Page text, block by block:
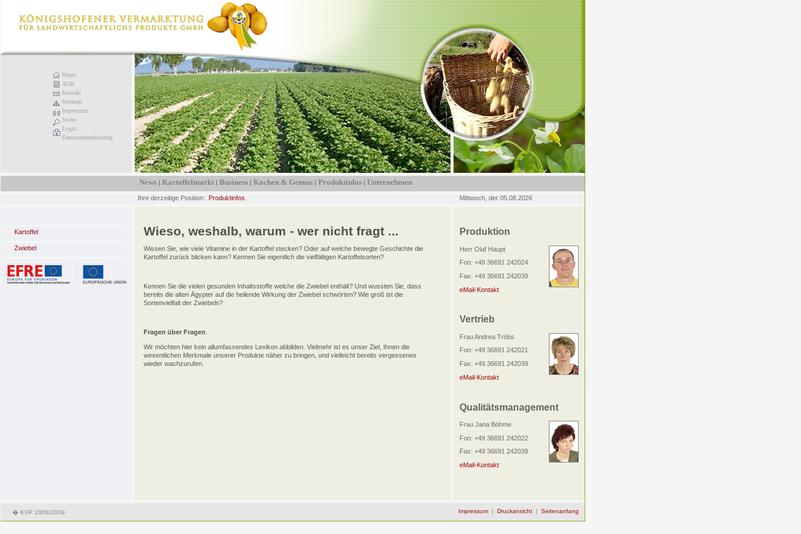
Home
AGB
Kontakt
Sitemap
Impressum
Suche
Login
Datenschutzerklärung
News | Kartoffelmarkt | Business | Kochen & Genuss | Produktinfos | Unternehmen
Ihre derzeitige Position: Produktinfos Mittwoch, der 05.08.2026
Kartoffel
Zwiebel
Wieso, weshalb, warum - wer nicht fragt ...
Wissen Sie, wie viele Vitamine in der Kartoffel stecken? Oder auf welche bewegte Geschichte die
Kartoffel zurück blicken kann? Kennen Sie eigentlich die vielfältigen Kartoffelsorten?
Kennen Sie die vielen gesunden Inhaltsstoffe welche die Zwiebel enthält? Und wussten Sie, dass
bereits die alten Ägypter auf die heilende Wirkung der Zwiebel schwörten? Wie groß ist die
Sortenvielfalt der Zwiebeln?
Fragen über Fragen
Wir möchten hier kein allumfassendes Lexikon abbilden. Vielmehr ist es unser Ziel, Ihnen die
wesentlichen Merkmale unserer Produkte näher zu bringen, und vielleicht bereits vergessenes
wieder wachzurufen.
Produktion
Herr Olaf Haupt
Fon: +49 36691 242024
Fax: +49 36691 242039
eMail-Kontakt
Vertrieb
Frau Andrea Tröbs
Fon: +49 36691 242021
Fax: +49 36691 242039
eMail-Kontakt
Qualitätsmanagement
Frau Jana Böhme
Fon: +49 36691 242022
Fax: +49 36691 242039
eMail-Kontakt
� KVP 2008/2009 Impressum | Druckansicht | Seitenanfang